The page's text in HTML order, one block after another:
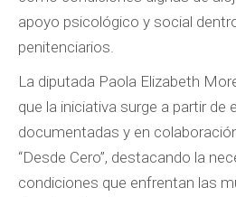
apoyo psicológico y social
penitenciarios.
La diputada Paola Elizabeth
que la iniciativa surge a partir de
documentadas y en
“Desde Cero”, destacando la
condiciones que enfrentan las